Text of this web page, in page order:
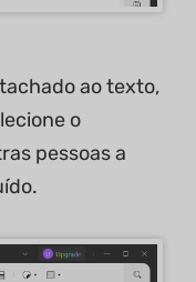
ao texto,
o
pessoas a